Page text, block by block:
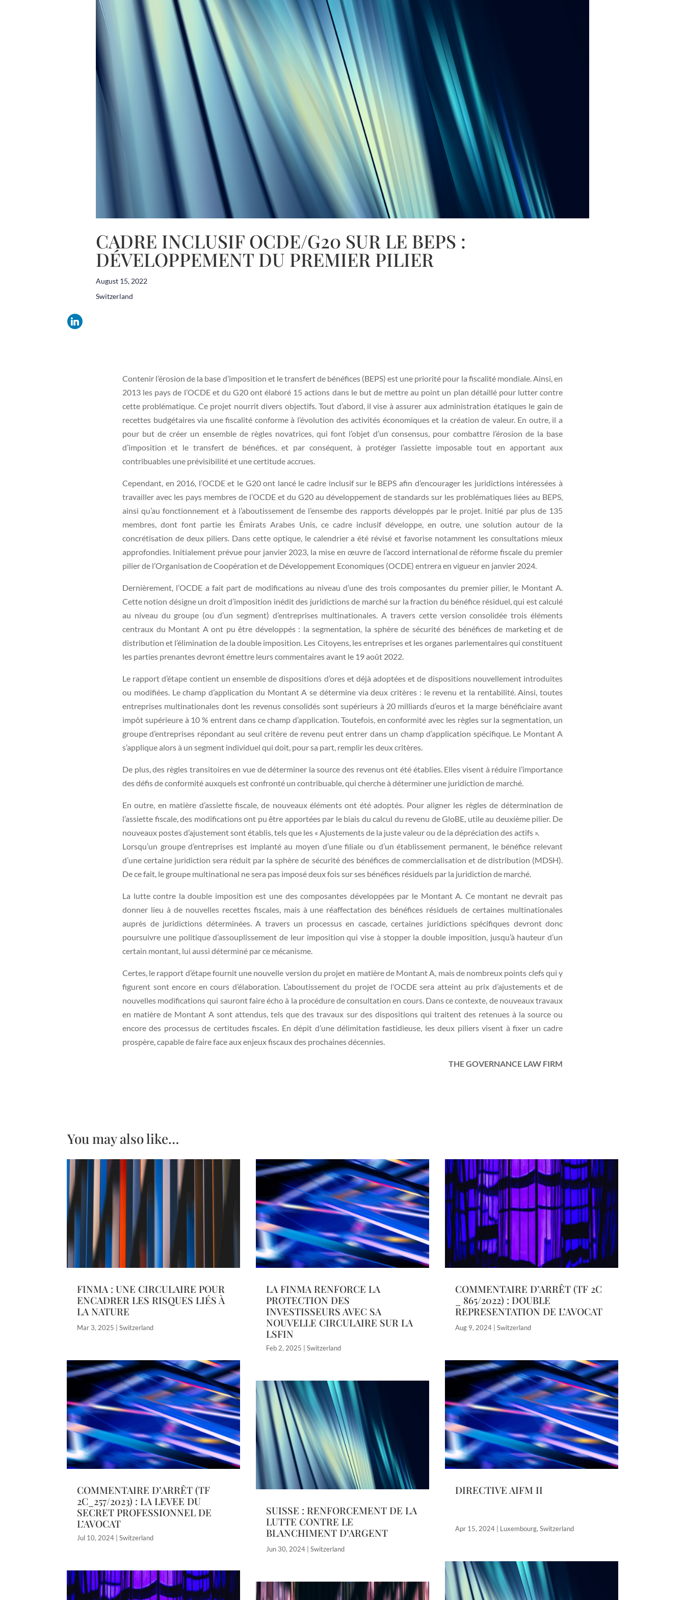
CADRE INCLUSIF OCDE/G20 SUR LE BEPS :
DÉVELOPPEMENT DU PREMIER PILIER
August 15, 2022
Switzerland
Contenir l’érosion de la base d’imposition et le transfert de bénéfices (BEPS) est une priorité pour la fiscalité mondiale. Ainsi, en
2013 les pays de l’OCDE et du G20 ont élaboré 15 actions dans le but de mettre au point un plan détaillé pour lutter contre
cette problématique. Ce projet nourrit divers objectifs. Tout d’abord, il vise à assurer aux administration étatiques le gain de
recettes budgétaires via une fiscalité conforme à l’évolution des activités économiques et la création de valeur. En outre, il a
pour but de créer un ensemble de règles novatrices, qui font l’objet d’un consensus, pour combattre l’érosion de la base
d’imposition et le transfert de bénéfices, et par conséquent, à protéger l’assiette imposable tout en apportant aux
contribuables une prévisibilité et une certitude accrues.
Cependant, en 2016, l’OCDE et le G20 ont lancé le cadre inclusif sur le BEPS afin d’encourager les juridictions intéressées à
travailler avec les pays membres de l’OCDE et du G20 au développement de standards sur les problématiques liées au BEPS,
ainsi qu’au fonctionnement et à l’aboutissement de l’ensembe des rapports développés par le projet. Initié par plus de 135
membres, dont font partie les Émirats Arabes Unis, ce cadre inclusif développe, en outre, une solution autour de la
concrétisation de deux piliers. Dans cette optique, le calendrier a été révisé et favorise notamment les consultations mieux
approfondies. Initialement prévue pour janvier 2023, la mise en œuvre de l’accord international de réforme fiscale du premier
pilier de l’Organisation de Coopération et de Développement Economiques (OCDE) entrera en vigueur en janvier 2024.
Dernièrement, l’OCDE a fait part de modifications au niveau d’une des trois composantes du premier pilier, le Montant A.
Cette notion désigne un droit d’imposition inédit des juridictions de marché sur la fraction du bénéfice résiduel, qui est calculé
au niveau du groupe (ou d’un segment) d’entreprises multinationales. A travers cette version consolidée trois éléments
centraux du Montant A ont pu être développés : la segmentation, la sphère de sécurité des bénéfices de marketing et de
distribution et l’élimination de la double imposition. Les Citoyens, les entreprises et les organes parlementaires qui constituent
les parties prenantes devront émettre leurs commentaires avant le 19 août 2022.
Le rapport d’étape contient un ensemble de dispositions d’ores et déjà adoptées et de dispositions nouvellement introduites
ou modifiées. Le champ d’application du Montant A se détermine via deux critères : le revenu et la rentabilité. Ainsi, toutes
entreprises multinationales dont les revenus consolidés sont supérieurs à 20 milliards d’euros et la marge bénéficiaire avant
impôt supérieure à 10 % entrent dans ce champ d’application. Toutefois, en conformité avec les règles sur la segmentation, un
groupe d’entreprises répondant au seul critère de revenu peut entrer dans un champ d’application spécifique. Le Montant A
s’applique alors à un segment individuel qui doit, pour sa part, remplir les deux critères.
De plus, des règles transitoires en vue de déterminer la source des revenus ont été établies. Elles visent à réduire l’importance
des défis de conformité auxquels est confronté un contribuable, qui cherche à déterminer une juridiction de marché.
En outre, en matière d’assiette fiscale, de nouveaux éléments ont été adoptés. Pour aligner les règles de détermination de
l’assiette fiscale, des modifications ont pu être apportées par le biais du calcul du revenu de GloBE, utile au deuxième pilier. De
nouveaux postes d’ajustement sont établis, tels que les « Ajustements de la juste valeur ou de la dépréciation des actifs ».
Lorsqu’un groupe d’entreprises est implanté au moyen d’une filiale ou d’un établissement permanent, le bénéfice relevant
d’une certaine juridiction sera réduit par la sphère de sécurité des bénéfices de commercialisation et de distribution (MDSH).
De ce fait, le groupe multinational ne sera pas imposé deux fois sur ses bénéfices résiduels par la juridiction de marché.
La lutte contre la double imposition est une des composantes développées par le Montant A. Ce montant ne devrait pas
donner lieu à de nouvelles recettes fiscales, mais à une réaffectation des bénéfices résiduels de certaines multinationales
auprès de juridictions déterminées. A travers un processus en cascade, certaines juridictions spécifiques devront donc
poursuivre une politique d’assouplissement de leur imposition qui vise à stopper la double imposition, jusqu’à hauteur d’un
certain montant, lui aussi déterminé par ce mécanisme.
Certes, le rapport d’étape fournit une nouvelle version du projet en matière de Montant A, mais de nombreux points clefs qui y
figurent sont encore en cours d’élaboration. L’aboutissement du projet de l’OCDE sera atteint au prix d’ajustements et de
nouvelles modifications qui sauront faire écho à la procédure de consultation en cours. Dans ce contexte, de nouveaux travaux
en matière de Montant A sont attendus, tels que des travaux sur des dispositions qui traitent des retenues à la source ou
encore des processus de certitudes fiscales. En dépit d’une délimitation fastidieuse, les deux piliers visent à fixer un cadre
prospère, capable de faire face aux enjeux fiscaux des prochaines décennies.
THE GOVERNANCE LAW FIRM
You may also like…
FINMA : UNE CIRCULAIRE POUR
ENCADRER LES RISQUES LIÉS À
LA NATURE
Mar 3, 2025 Switzerland
COMMENTAIRE D’ARRÊT (TF
2C_257/2023) : LA LEVEE DU
SECRET PROFESSIONNEL DE
L’AVOCAT
Jul 10, 2024 Switzerland
LA FINMA RENFORCE LA
PROTECTION DES
INVESTISSEURS AVEC SA
NOUVELLE CIRCULAIRE SUR LA
LSFIN
Feb 2, 2025 Switzerland
SUISSE : RENFORCEMENT DE LA
LUTTE CONTRE LE
BLANCHIMENT D’ARGENT
Jun 30, 2024| Switzerland
COMMENTAIRE D’ARRÊT (TF 2C
_ 865/2022) : DOUBLE
REPRESENTATION DE L’AVOCAT
Aug 9, 2024| Switzerland
DIRECTIVE AIFM II
Apr 15, 2024| Luxembourg, Switzerland